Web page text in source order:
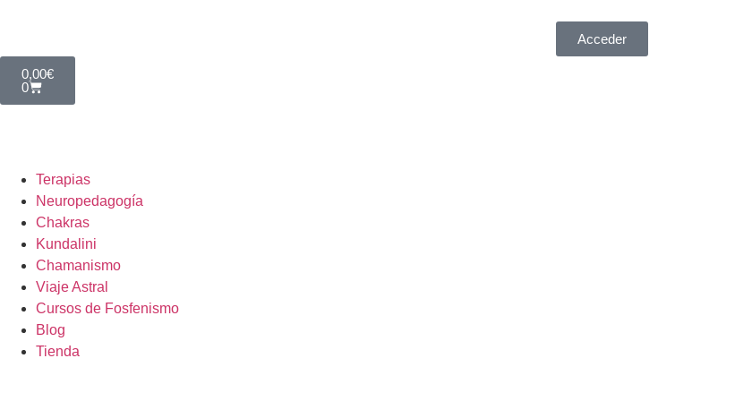
Acceder
0,00€
0
Terapias
Neuropedagogía
Chakras
Kundalini
Chamanismo
Viaje Astral
Cursos de Fosfenismo
Blog
Tienda